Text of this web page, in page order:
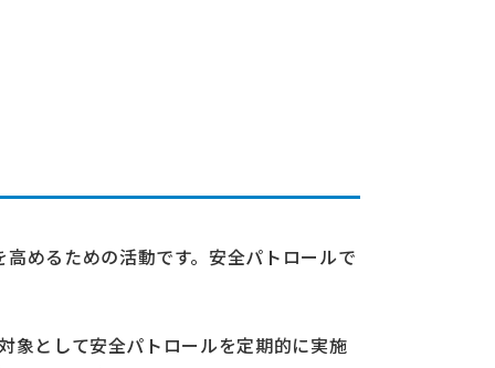
めるための活動です。安全パトロールで
象として安全パトロールを定期的に実施